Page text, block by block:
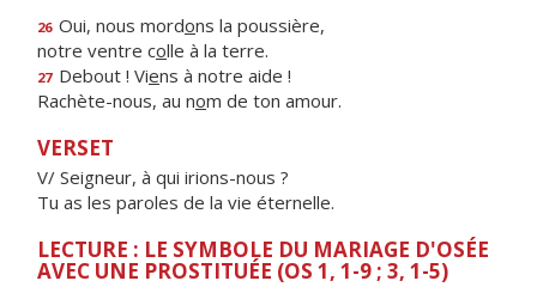
26 Oui, nous mordons la poussière,
notre ventre colle à la terre.
27 Debout ! Viens à notre aide !
Rachète-nous, au nom de ton amour.
VERSET
V/ Seigneur, à qui irions-nous ?
Tu as les paroles de la vie éternelle.
LECTURE : LE SYMBOLE DU MARIAGE D'OSÉE
AVEC UNE PROSTITUÉE (OS 1, 1-9 ; 3, 1-5)